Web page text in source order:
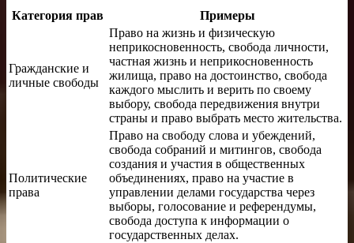
Категория прав Примеры
Гражданские и
личные свободы
Право на жизнь и физическую
неприкосновенность, свобода личности,
частная жизнь и неприкосновенность
жилища, право на достоинство, свобода
каждого мыслить и верить по своему
выбору, свобода передвижения внутри
страны и право выбрать место жительства.
Политические
права
Право на свободу слова и убеждений,
свобода собраний и митингов, свобода
создания и участия в общественных
объединениях, право на участие в
управлении делами государства через
выборы, голосование и референдумы,
свобода доступа к информации о
государственных делах.